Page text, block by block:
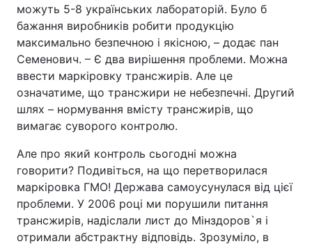
можуть 5-8 українських лабораторій. Було б
бажання виробників робити продукцію
максимально безпечною і якісною, – додає пан
Семенович. – Є два вирішення проблеми. Можна
ввести маркіровку трансжирів. Але це
означатиме, що трансжири не небезпечні. Другий
шлях – нормування вмісту трансжирів, що
вимагає суворого контролю.
Але про який контроль сьогодні можна
говорити? Подивіться, на що перетворилася
маркіровка ГМО! Держава самоусунулася від цієї
проблеми. У 2006 році ми порушили питання
трансжирів, надіслали лист до Мінздоров`я і
отримали абстрактну відповідь. Зрозуміло, в